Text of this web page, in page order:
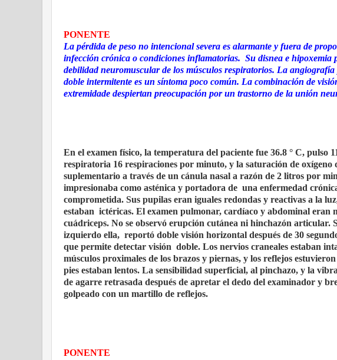
PONENTE
La pérdida de peso no intencional severa es alarmante y fuera de
infección crónica o condiciones inflamatorias. Su disnea e hipoxemia
debilidad neuromuscular de los músculos respiratorios. La
doble intermitente es un síntoma poco común. La combinación de
extremidade despiertan preocupación por un trastorno de la unión
En el examen físico, la temperatura del paciente fue 36.8 ° C, pulso
respiratoria 16 respiraciones por minuto, y la saturación de oxígeno
suplementario a través de un cánula nasal a razón de 2 litros por
impresionaba como asténica y portadora de una enfermedad
comprometida. Sus pupilas eran iguales redondas y reactivas a la
estaban ictéricas. El examen pulmonar, cardíaco y abdominal eran
cuádriceps. No se observó erupción cutánea ni hinchazón articular.
izquierdo ella, reportó doble visión horizontal después de 30
que permite detectar visión doble. Los nervios craneales estaban
músculos proximales de los brazos y piernas, y los reflejos
pies estaban lentos. La sensibilidad superficial, al pinchazo, y la
de agarre retrasada después de apretar el dedo del examinador y
golpeado con un martillo de reflejos.
PONENTE